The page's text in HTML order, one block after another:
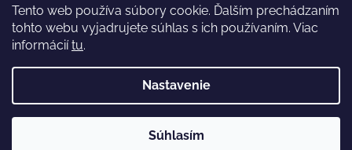
Tento web používa súbory cookie. Ďalším prechádzaním
tohto webu vyjadrujete súhlas s ich používaním. Viac
informáciítu.
Nastavenie
Súhlasím
nedostupná (na email reagujeme nonstop), expedícia ako
Sledovať na Instagrame